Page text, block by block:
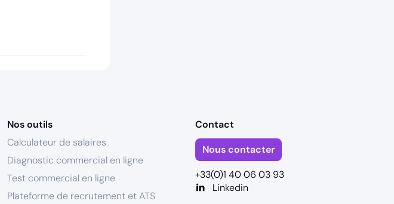
Nos outils
Calculateur de salaires
Diagnostic commercial en ligne
Test commercial en ligne
Plateforme de recrutement et ATS
Contact
Nous contacter
+33(0)1 40 06 03 93
Linkedin